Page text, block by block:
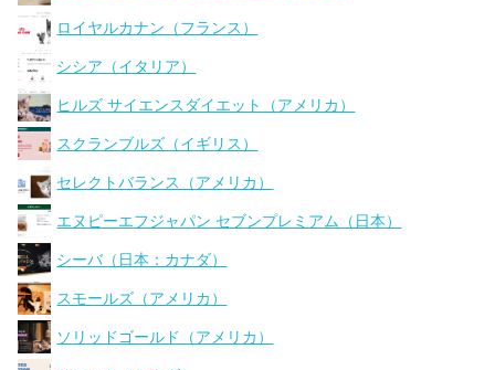
ロイヤルカナン（フランス）
シシア（イタリア）
ヒルズ サイエンスダイエット（アメリカ）
スクランブルズ（イギリス）
セレクトバランス（アメリカ）
エヌピーエフジャパン セブンプレミアム（日本）
シーバ（日本：カナダ）
スモールズ（アメリカ）
ソリッドゴールド（アメリカ）